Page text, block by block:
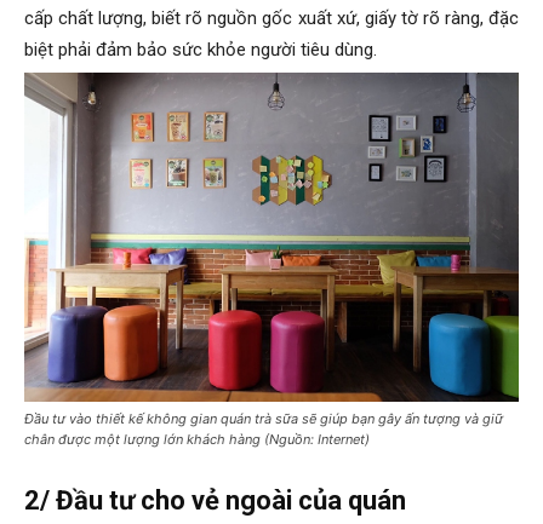
cấp chất lượng, biết rõ nguồn gốc xuất xứ, giấy tờ rõ ràng, đặc
biệt phải đảm bảo sức khỏe người tiêu dùng.
Đầu tư vào thiết kế không gian quán trà sữa sẽ giúp bạn gây ấn tượng và giữ
chân được một lượng lớn khách hàng (Nguồn: Internet)
2/ Đầu tư cho vẻ ngoài của quán